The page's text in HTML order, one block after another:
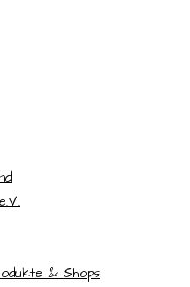
& Shops